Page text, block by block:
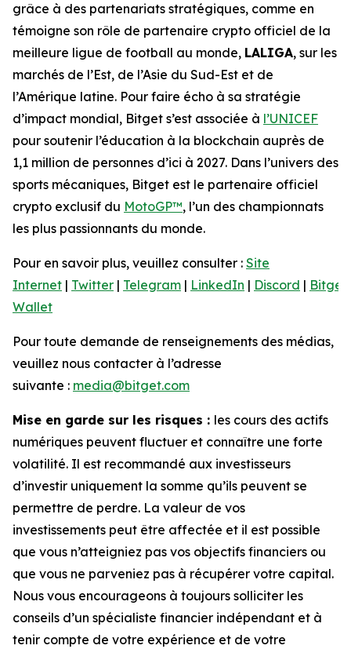
grâce à des partenariats stratégiques, comme en
témoigne son rôle de partenaire crypto officiel de la
meilleure ligue de football au monde, LALIGA, sur les
marchés de l’Est, de l’Asie du Sud-Est et de
l’Amérique latine. Pour faire écho à sa stratégie
d’impact mondial, Bitget s’est associée à l’UNICEF
pour soutenir l’éducation à la blockchain auprès de
1,1 million de personnes d’ici à 2027. Dans l’univers des
sports mécaniques, Bitget est le partenaire officiel
crypto exclusif du MotoGP™, l’un des championnats
les plus passionnants du monde.
Pour en savoir plus, veuillez consulter : Site
Internet | Twitter | Telegram | LinkedIn | Discord | Bitget
Wallet
Pour toute demande de renseignements des médias,
veuillez nous contacter à l’adresse
suivante : media@bitget.com
Mise en garde sur les risques : les cours des actifs
numériques peuvent fluctuer et connaître une forte
volatilité. Il est recommandé aux investisseurs
d’investir uniquement la somme qu’ils peuvent se
permettre de perdre. La valeur de vos
investissements peut être affectée et il est possible
que vous n’atteigniez pas vos objectifs financiers ou
que vous ne parveniez pas à récupérer votre capital.
Nous vous encourageons à toujours solliciter les
conseils d’un spécialiste financier indépendant et à
tenir compte de votre expérience et de votre